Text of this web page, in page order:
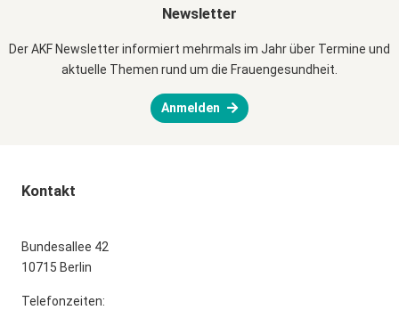
Newsletter
Der AKF Newsletter informiert mehrmals im Jahr über Termine und
aktuelle Themen rund um die Frauengesundheit.
Anmelden
Kontakt
Bundesallee 42
10715 Berlin
Telefonzeiten: